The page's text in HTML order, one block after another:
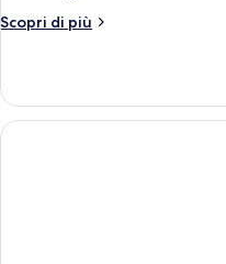
with
Scopri di più
Altri
Junior
Suite
with